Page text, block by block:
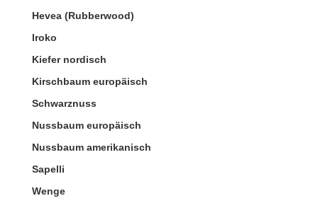
Hevea (Rubberwood)
Iroko
Kiefer nordisch
Kirschbaum europäisch
Schwarznuss
Nussbaum europäisch
Nussbaum amerikanisch
Sapelli
Wenge